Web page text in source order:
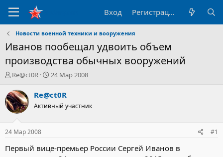
Вход Регистрация
Новости военной техники и вооружения
Иванов пообещал удвоить объем
производства обычных вооружений
А
т
о
р
е
м
ы
Re@ct0R
Д
т
н
л
а
24 Мар 2008
Re@ct0R
Активный участник
24 Мар 2008 #1
Первый вице-премьер России Сергей Иванов в